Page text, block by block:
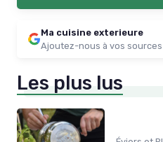
Ma cuisine exterieure
Ajoutez-nous à vos
Les plus lus